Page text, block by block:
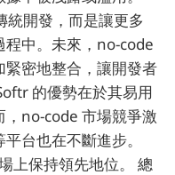
統開發，而是讓更多
程中。未來，no-code
密地整合，讓開發者
的優勢在於其易用
no-code 市場競爭激
台也在不斷進步。
上保持領先地位。 總